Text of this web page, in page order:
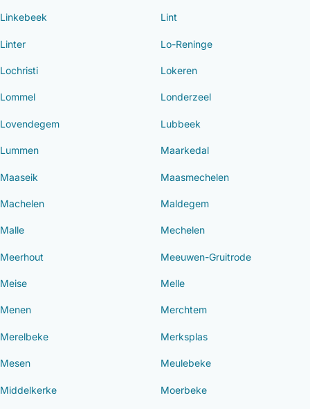
Linkebeek Lint
Linter Lo-Reninge
Lochristi Lokeren
Lommel Londerzeel
Lovendegem Lubbeek
Lummen Maarkedal
Maaseik Maasmechelen
Machelen Maldegem
Malle Mechelen
Meerhout Meeuwen-Gruitrode
Meise Melle
Menen Merchtem
Merelbeke Merksplas
Mesen Meulebeke
Middelkerke Moerbeke